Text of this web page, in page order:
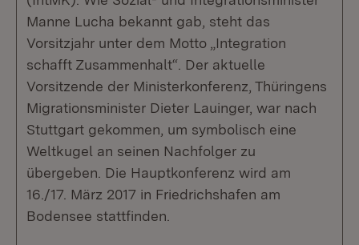
Manne Lucha bekannt gab, steht das
Vorsitzjahr unter dem Motto „Integration
schafft Zusammenhalt“. Der aktuelle
Vorsitzende der Ministerkonferenz, Thüringens
Migrationsminister Dieter Lauinger, war nach
Stuttgart gekommen, um symbolisch eine
Weltkugel an seinen Nachfolger zu
übergeben. Die Hauptkonferenz wird am
16./17. März 2017 in Friedrichshafen am
Bodensee stattfinden.